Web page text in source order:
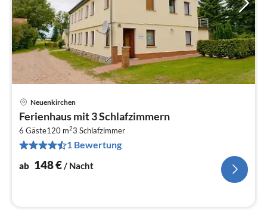
Neuenkirchen
Ferienhaus mit 3 Schlafzimmern
6 Gäste120 m23 Schlafzimmer
1 Bewertung
ab 148€/ Nacht